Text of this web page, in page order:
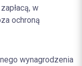
w
ochroną
wynagrodzenia